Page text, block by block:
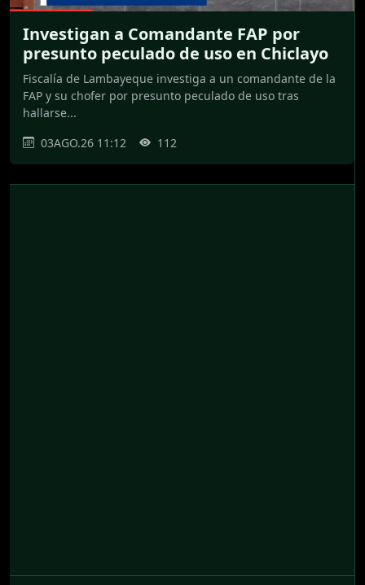
Investigan a Comandante FAP por
presunto peculado de uso en Chiclayo
Fiscalía de Lambayeque investiga a un comandante de la
FAP y su chofer por presunto peculado de uso tras
hallarse...
03AGO.26 11:12
112